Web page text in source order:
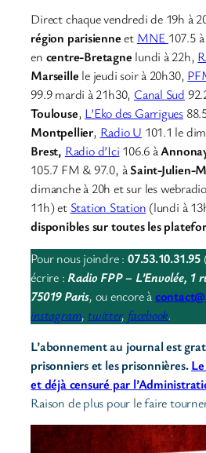
Direct chaque vendredi de 19h à
région parisienneet MNE 107.5 à
en centre-Bretagne lundi à 22h,
Marseille le jeudi soir à 20h30,
99.9 mardi à 21h30, Canal Sud
Toulouse, L’Eko des Garrigues
Montpellier, Radio U 101.1 le
Brest, Radio d’Ici 106.6 à
105.7 FM & 97.0, àSaint-Julien-
dimanche à 20h et sur les
11h) et Station Station (lundi à
disponibles sur toutes les
Pour nous joindre : 07.53.10.31.95
écrire : Radio FPP – L’Envolée, 1
75019 Paris, ou encore à
instagram, twitter, facebook.
L’abonnement au journal est
prisonniers et les prisonnières.
et déjà censuré par
Raison de plus pour le faire